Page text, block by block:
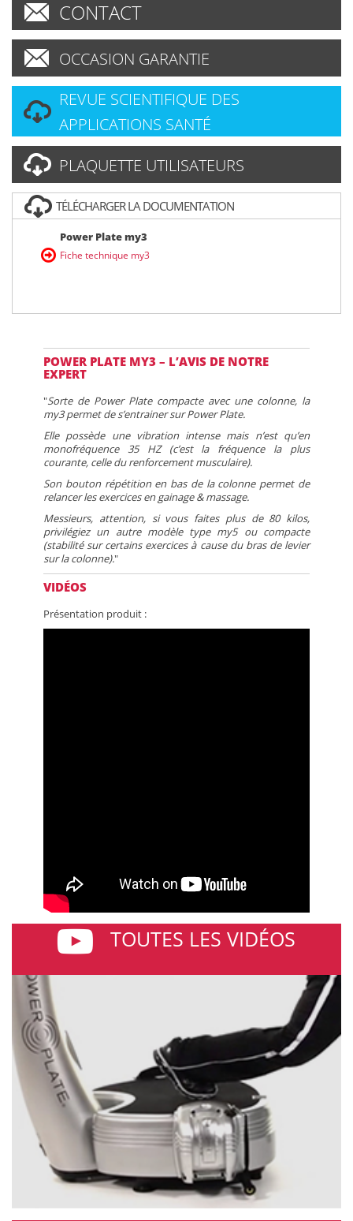
CONTACT
OCCASION GARANTIE
REVUE SCIENTIFIQUE DES
APPLICATIONS SANTÉ
PLAQUETTE UTILISATEURS
TÉLÉCHARGER LA DOCUMENTATION
Power Plate my3
Fiche technique my3
POWER PLATE MY3 – L’AVIS DE NOTRE
EXPERT
"Sorte de Power Plate compacte avec une colonne, la
my3 permet de s’entrainer sur Power Plate.
Elle possède une vibration intense mais n’est qu’en
monofréquence 35 HZ (c’est la fréquence la plus
courante, celle du renforcement musculaire).
Son bouton répétition en bas de la colonne permet de
relancer les exercices en gainage & massage.
Messieurs, attention, si vous faites plus de 80 kilos,
privilégiez un autre modèle type my5 ou compacte
(stabilité sur certains exercices à cause du bras de levier
sur la colonne)."
VIDÉOS
Présentation produit :
TOUTES LES VIDÉOS